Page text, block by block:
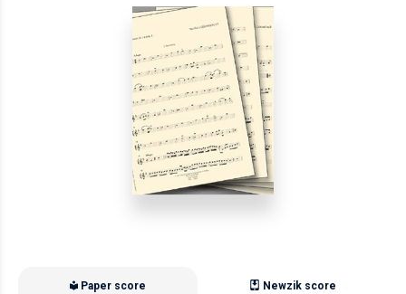
Paper score Newzik score